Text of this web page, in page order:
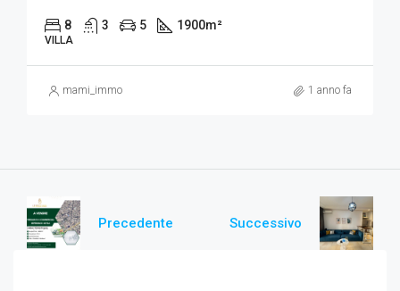
8 3 5 1900m²
VILLA
mami_immo 1 anno fa
Precedente Successivo